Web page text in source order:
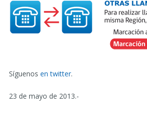
Síguenos en twitter.
23 de mayo de 2013.-